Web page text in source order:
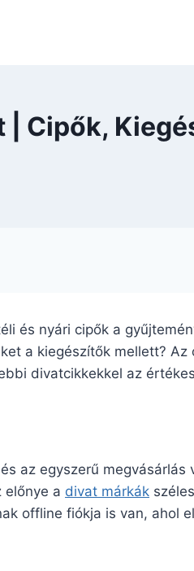
| Cipők,
és nyári cipők a
a kiegészítők mellett?
divatcikkekkel az
az egyszerű
előnye a divat márkák
offline fiókja is van, ahol